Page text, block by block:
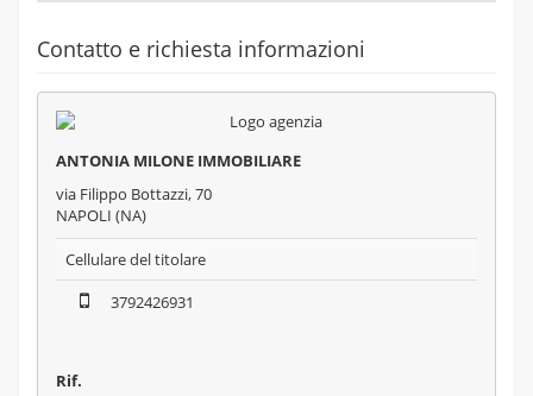
Contatto e richiesta informazioni
ANTONIA MILONE IMMOBILIARE
via Filippo Bottazzi, 70
NAPOLI (NA)
Cellulare del titolare
3792426931
Rif.